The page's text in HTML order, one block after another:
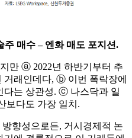
주 매수 – 엔화 매도 포지션.
만 ⓐ 2022년 하반기부터 추
거래인데다, ⓑ 이번 폭락장에
다는 상관성. ⓒ 나스닥과 일
보다도 가장 일치.
향성으로든, 거시경제적 논